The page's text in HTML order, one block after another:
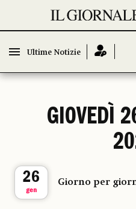
Ultime Notizie
Ultime Notizie
GIOVEDÌ
26
gen
Giorno per